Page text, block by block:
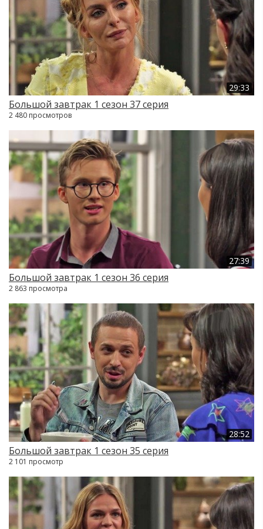
29:33
Большой завтрак 1 сезон 37 серия
2 480 просмотров
27:39
Большой завтрак 1 сезон 36 серия
2 863 просмотра
28:52
Большой завтрак 1 сезон 35 серия
2 101 просмотр